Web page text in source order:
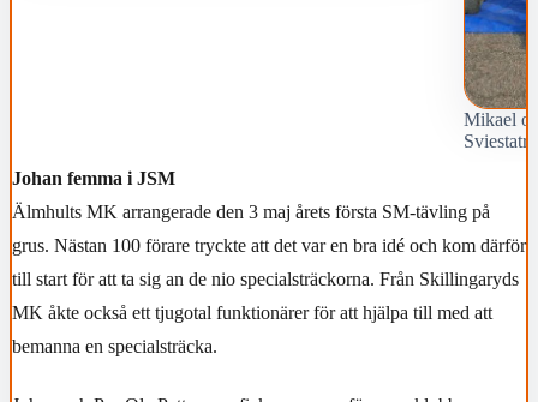
Mikael
Johan femma i JSM
Älmhults MK arrangerade den 3 maj årets första SM-tävling på
grus. Nästan 100 förare tryckte att det var en bra idé och kom därför
till start för att ta sig an de nio specialsträckorna. Från Skillingaryds
MK åkte också ett tjugotal funktionärer för att hjälpa till med att
bemanna en specialsträcka.